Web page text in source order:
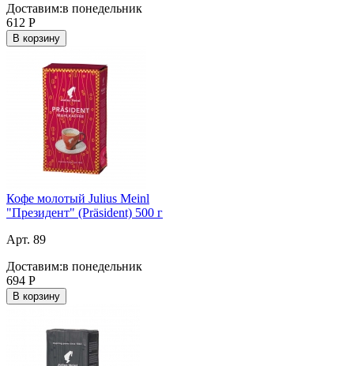
Доставим:в понедельник
612 Р
В корзину
Кофе молотый Julius Meinl
"Президент" (Präsident) 500 г
Арт. 89
Доставим:в понедельник
694 Р
В корзину